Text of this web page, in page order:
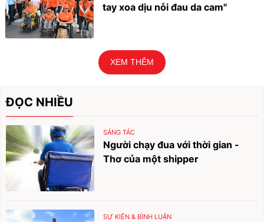
tay xoa dịu nỗi đau da cam"
XEM THÊM
ĐỌC NHIỀU
SÁNG TÁC
Người chạy đua với thời gian -
Thơ của một shipper
SỰ KIỆN & BÌNH LUẬN